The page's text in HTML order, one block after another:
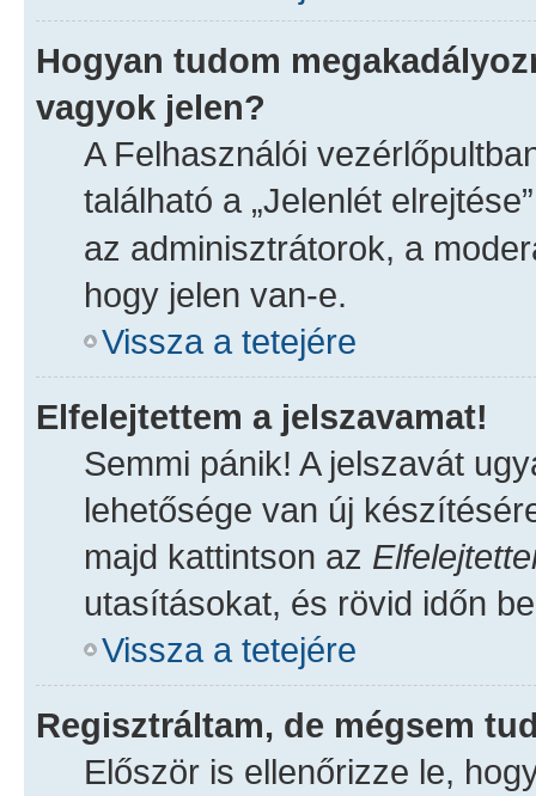
Hogyan tudom
vagyok jelen?
A Felhasználói
található a „Jelenlét
az adminisztrátorok, a
hogy jelen van-e.
Vissza a tetejére
Elfelejtettem a jelszavamat!
Semmi pánik! A jelszavát
lehetősége van új
majd kattintson az
utasításokat, és rövid időn
Vissza a tetejére
Regisztráltam, de mégsem
Először is ellenőrizze le,